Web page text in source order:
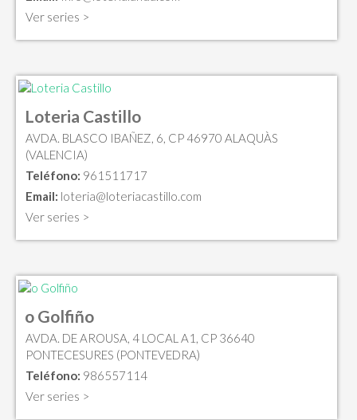
Ver series >
Loteria Castillo
AVDA. BLASCO IBAÑEZ, 6, CP 46970 ALAQUÀS
(VALENCIA)
Teléfono: 961511717
Email: loteria@loteriacastillo.com
Ver series >
o Golfiño
AVDA. DE AROUSA, 4 LOCAL A1, CP 36640
PONTECESURES (PONTEVEDRA)
Teléfono: 986557114
Ver series >